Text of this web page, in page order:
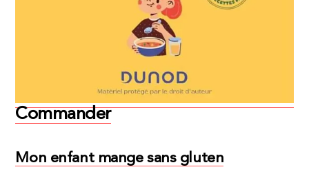
Commander
Mon enfant mange sans gluten